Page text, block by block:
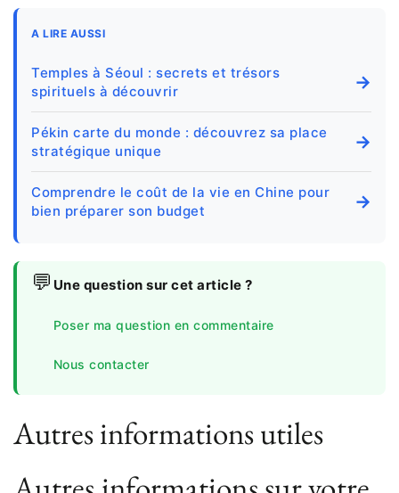
A LIRE AUSSI
Temples à Séoul : secrets et trésors
spirituels à découvrir
→
Pékin carte du monde : découvrez sa place
stratégique unique
→
Comprendre le coût de la vie en Chine pour
bien préparer son budget
→
💬 Une question sur cet article ?
Poser ma question en commentaire
Nous contacter
Autres informations utiles